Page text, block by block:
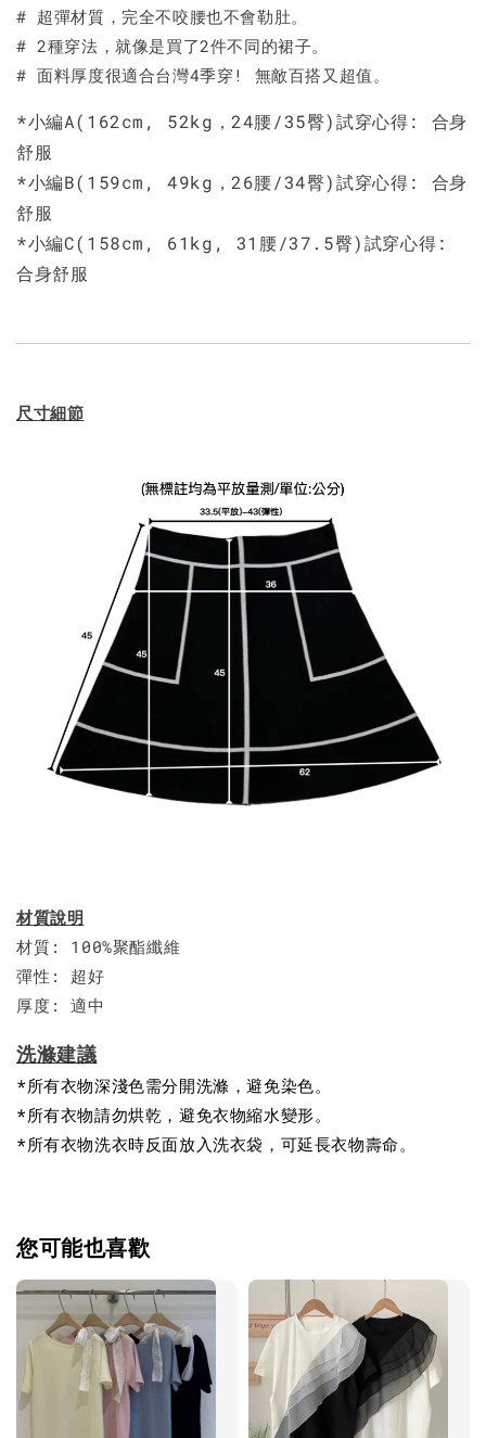
# 超彈材質，完全不咬腰也不會勒肚。
# 2種穿法，就像是買了2件不同的裙子。
# 面料厚度很適合台灣4季穿! 無敵百搭又超值。
*小編A(162cm, 52kg，24腰/35臀)試穿心得: 合身
舒服
*小編B(159cm, 49kg，26腰/34臀)試穿心得: 合身
舒服
*小編C(158cm, 61kg, 31腰/37.5臀)試穿心得:
合身舒服
尺寸細節
材質說明
材質: 100%聚酯纖維
彈性: 超好
厚度: 適中
洗滌建議
*所有衣物深淺色需分開洗滌，避免染色。
*所有衣物請勿烘乾，避免衣物縮水變形。
*所有衣物洗衣時反面放入洗衣袋，可延長衣物壽命。
您可能也喜歡